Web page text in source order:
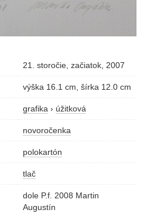
21. storočie, začiatok, 2007
výška 16.1 cm, šírka 12.0 cm
grafika › úžitková
novoročenka
polokartón
tlač
dole P.f. 2008 Martin
Augustín